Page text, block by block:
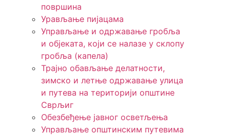
површина
Урављање пијацама
Управљање и одржавање гробља
и објеката, који се налазе у склопу
гробља (капела)
Трајно обављање делатности,
зимско и летње одржавање улица
и путева на територији општине
Сврљиг
Обезбеђење јавног осветљења
Управљање општинским путевима